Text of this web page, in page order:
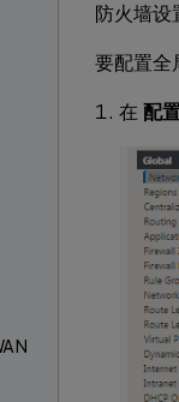
防火墙设
要配置全
在 配